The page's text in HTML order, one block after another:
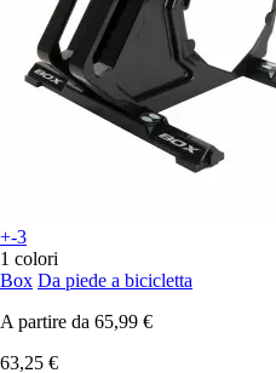
+-3
1 colori
Box Da piede a bicicletta
A partire da 65,99 €
63,25 €